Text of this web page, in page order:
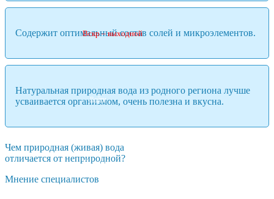
Вскр – выходной
Войти
Вы отложили
Содержит оптимальный состав солей и микроэлементов.
Натуральная природная вода из родного региона лучше
усваивается организмом, очень полезна и вкусна.
Чем природная (живая) вода
отличается от неприродной?
Мнение специалистов